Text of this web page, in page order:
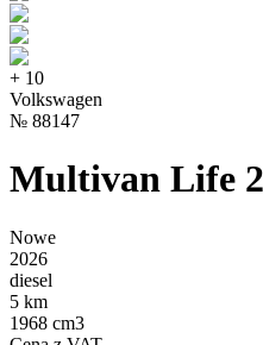
+ 10
Volkswagen
№ 88147
Multivan Life
Nowe
2026
diesel
5 km
1968 cm3